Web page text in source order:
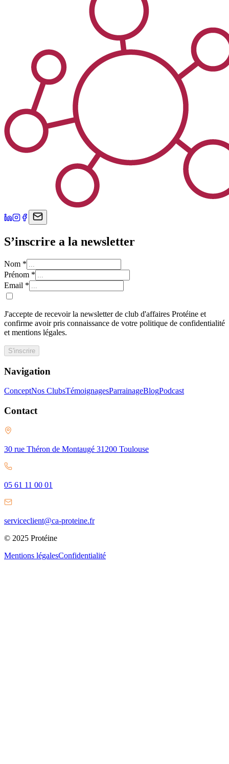
S’inscrire a la newsletter
Nom *
Prénom *
Email *
J'accepte de recevoir la newsletter de club d'affaires Protéine et
confirme avoir pris connaissance de votre politique de confidentialité
et mentions légales.
S'inscrire
Navigation
ConceptNos ClubsTémoignagesParrainageBlogPodcast
Contact
30 rue Théron de Montaugé 31200 Toulouse
05 61 11 00 01
serviceclient@ca-proteine.fr
© 2025 Protéine
Mentions légalesConfidentialité